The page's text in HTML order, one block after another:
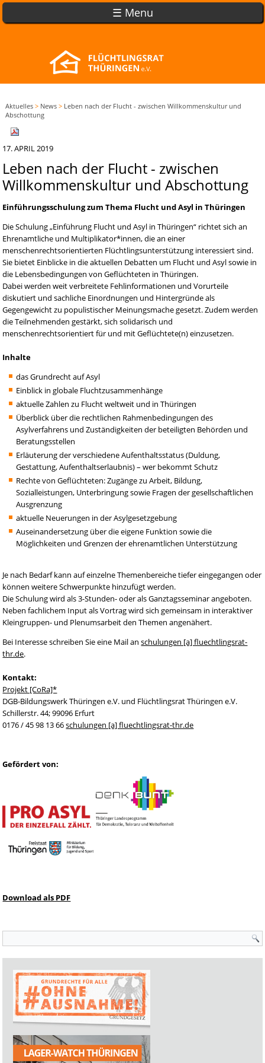
☰ Menu
Aktuelles > News > Leben nach der Flucht - zwischen Willkommenskultur und
Abschottung
17. APRIL 2019
Leben nach der Flucht - zwischen
Willkommenskultur und Abschottung
Einführungsschulung zum Thema Flucht und Asyl in Thüringen
Die Schulung „Einführung Flucht und Asyl in Thüringen“ richtet sich an
Ehrenamtliche und Multiplikator*innen, die an einer
menschenrechtsorientierten Flüchtlingsunterstützung interessiert sind.
Sie bietet Einblicke in die aktuellen Debatten um Flucht und Asyl sowie in
die Lebensbedingungen von Geflüchteten in Thüringen.
Dabei werden weit verbreitete Fehlinformationen und Vorurteile
diskutiert und sachliche Einordnungen und Hintergründe als
Gegengewicht zu populistischer Meinungsmache gesetzt. Zudem werden
die Teilnehmenden gestärkt, sich solidarisch und
menschenrechtsorientiert für und mit Geflüchtete(n) einzusetzen.
Inhalte
das Grundrecht auf Asyl
Einblick in globale Fluchtzusammenhänge
aktuelle Zahlen zu Flucht weltweit und in Thüringen
Überblick über die rechtlichen Rahmenbedingungen des
Asylverfahrens und Zuständigkeiten der beteiligten Behörden und
Beratungsstellen
Erläuterung der verschiedene Aufenthaltsstatus (Duldung,
Gestattung, Aufenthaltserlaubnis) – wer bekommt Schutz
Rechte von Geflüchteten: Zugänge zu Arbeit, Bildung,
Sozialleistungen, Unterbringung sowie Fragen der gesellschaftlichen
Ausgrenzung
aktuelle Neuerungen in der Asylgesetzgebung
Auseinandersetzung über die eigene Funktion sowie die
Möglichkeiten und Grenzen der ehrenamtlichen Unterstützung
Je nach Bedarf kann auf einzelne Themenbereiche tiefer eingegangen oder
können weitere Schwerpunkte hinzufügt werden.
Die Schulung wird als 3-Stunden- oder als Ganztagsseminar angeboten.
Neben fachlichem Input als Vortrag wird sich gemeinsam in interaktiver
Kleingruppen- und Plenumsarbeit den Themen angenähert.
Bei Interesse schreiben Sie eine Mail anschulungen [a] fluechtlingsrat-
thr.de.
Kontakt:
Projekt [CoRa]*
DGB-Bildungswerk Thüringen e.V. und Flüchtlingsrat Thüringen e.V.
Schillerstr. 44; 99096 Erfurt
0176 / 45 98 13 66schulungen [a] fluechtlingsrat-thr.de
Gefördert von:
Download als PDF
Suchformular